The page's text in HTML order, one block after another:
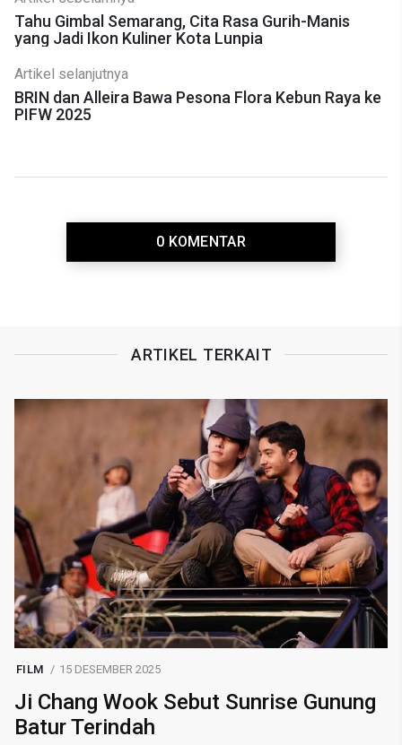
Tahu Gimbal Semarang, Cita Rasa Gurih-Manis
yang Jadi Ikon Kuliner Kota Lunpia
Artikel selanjutnya
BRIN dan Alleira Bawa Pesona Flora Kebun Raya ke
PIFW 2025
0 KOMENTAR
ARTIKEL TERKAIT
FILM 15 DESEMBER 2025
Ji Chang Wook Sebut Sunrise Gunung
Batur Terindah